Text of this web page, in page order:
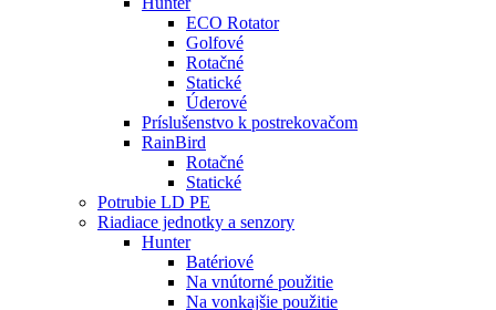
ECO Rotator
Golfové
Rotačné
Statické
Úderové
Príslušenstvo k postrekovačom
RainBird
Rotačné
Statické
Potrubie LD PE
Riadiace jednotky a senzory
Hunter
Batériové
Na vnútorné použitie
Na vonkajšie použitie